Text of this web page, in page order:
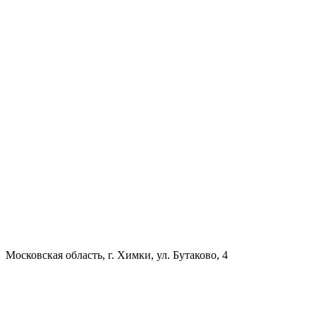
Московская область, г. Химки, ул. Бутаково, 4